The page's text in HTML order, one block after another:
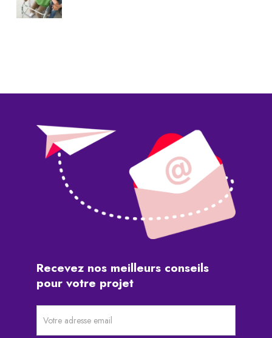
Recevez nos meilleurs conseils
pour votre projet
pré-